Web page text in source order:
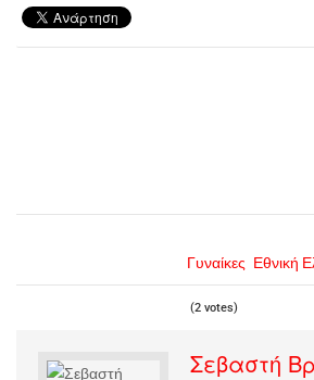
Γυναίκες Εθνική
(2 votes)
Σεβαστή